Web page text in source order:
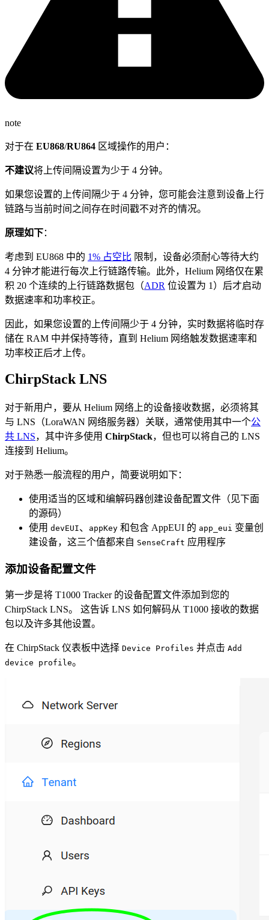
note
对于在 EU868/RU864 区域操作的用户：
不建议将上传间隔设置为少于 4 分钟。
如果您设置的上传间隔少于 4 分钟，您可能会注意到设备上行
链路与当前时间之间存在时间戳不对齐的情况。
原理如下：
考虑到 EU868 中的 1% 占空比 限制，设备必须耐心等待大约
4 分钟才能进行每次上行链路传输。此外，Helium 网络仅在累
积 20 个连续的上行链路数据包（ADR 位设置为 1）后才启动
数据速率和功率校正。
因此，如果您设置的上传间隔少于 4 分钟，实时数据将临时存
储在 RAM 中并保持等待，直到 Helium 网络触发数据速率和
功率校正后才上传。
ChirpStack LNS
对于新用户，要从 Helium 网络上的设备接收数据，必须将其
与 LNS（LoraWAN 网络服务器）关联，通常使用其中一个公
共 LNS，其中许多使用 ChirpStack，但也可以将自己的 LNS
连接到 Helium。
对于熟悉一般流程的用户，简要说明如下：
使用适当的区域和编解码器创建设备配置文件（见下面
的源码）
使用 devEUI、 appKey 和包含 AppEUI 的 app_eui 变量创
建设备，这三个值都来自 SenseCraft 应用程序
添加设备配置文件
第一步是将 T1000 Tracker 的设备配置文件添加到您的
ChirpStack LNS。 这告诉 LNS 如何解码从 T1000 接收的数据
包以及许多其他设置。
在 ChirpStack 仪表板中选择 Device Profiles 并点击 Add
device profile。